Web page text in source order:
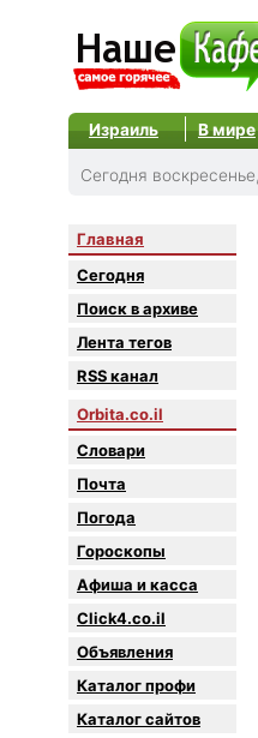
Израиль В мире
Сегодня
Главная
Сегодня
Поиск в архиве
Лента тегов
RSS канал
Orbita.co.il
Словари
Почта
Погода
Гороскопы
Афиша и касса
Click4.co.il
Объявления
Каталог профи
Каталог сайтов